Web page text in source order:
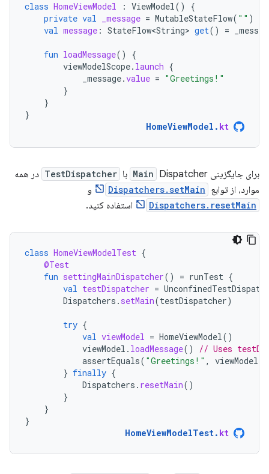
class HomeViewModel : ViewModel()
{
private val _message = MutableStateFlow( "" )
val message : StateFlow<String> get() =
fun loadMessage()
{
viewModelScope. launch {
_message.value = "Greetings!"
}
}
}
HomeViewModel . kt
برای جایگزینی Main Dispatcher با TestDispatcher در همه
موارد، از توابع Dispatchers.setMain و
Dispatchers.resetMain استفاده کنید.
class HomeViewModelTest {
@Test
fun settingMainDispatcher() = runTest {
val testDispatcher =
Dispatchers . setMain(testDispatcher)
try {
val viewModel = HomeViewModel()
viewModel . loadMessage()
// Uses
assertEquals( "Greetings!" , viewModel
} finally {
Dispatchers . resetMain()
}
}
}
HomeViewModelTest. kt